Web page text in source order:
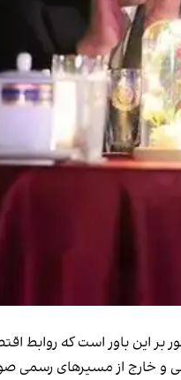
بر این باور است که
و خارج از مسیرهای رسمی